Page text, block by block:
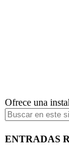
Ofrece una
ENTRADAS